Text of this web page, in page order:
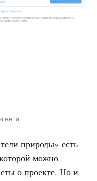
природы» есть
можно
о проекте. Но и